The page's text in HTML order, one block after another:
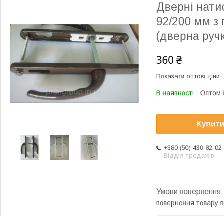
Дверні
92/200 мм з
(дверна
360 ₴
Показати оптові ціни
В наявності Оптом
Купити
+380 (50) 430-82-02
Відділ продажів
повернення товару